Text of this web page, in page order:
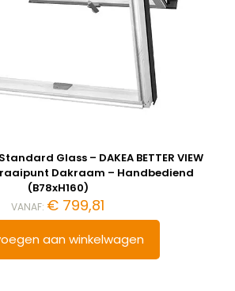
Glass – DAKEA BETTER VIEW
Dakraam – Handbediend
(B78xH160)
VANAF: € 799,81
aan winkelwagen